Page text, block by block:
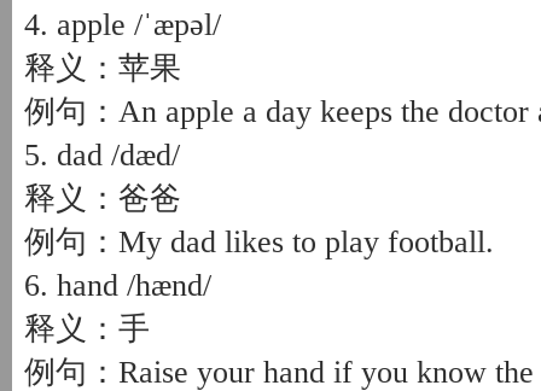
4. apple /ˈæpəl/
释义：苹果
例句：An apple a day keeps the doctor
5. dad /dæd/
释义：爸爸
例句：My dad likes to play football.
6. hand /hænd/
释义：手
例句：Raise your hand if you know the